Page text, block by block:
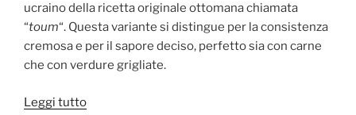
ucraino della ricetta originale ottomana chiamata
“toum“. Questa variante si distingue per la consistenza
cremosa e per il sapore deciso, perfetto sia con carne
che con verdure grigliate.
Leggi tutto“Salsa